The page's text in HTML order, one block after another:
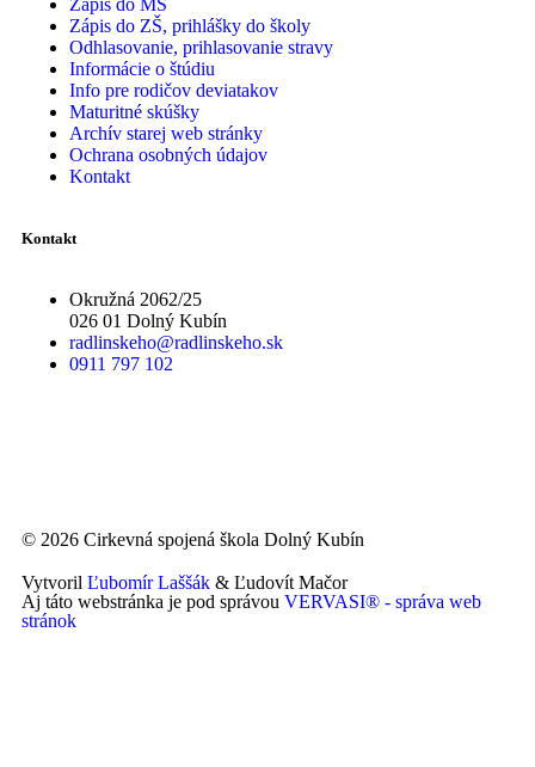
Zápis do ZŠ, prihlášky do školy
Odhlasovanie, prihlasovanie stravy
Informácie o štúdiu
Info pre rodičov deviatakov
Maturitné skúšky
Archív starej web stránky
Ochrana osobných údajov
Kontakt
Kontakt
Okružná 2062/25
026 01 Dolný Kubín
radlinskeho@radlinskeho.sk
0911 797 102
© 2026 Cirkevná spojená škola Dolný Kubín
Vytvoril Ľubomír Laššák & Ľudovít Mačor
Aj táto webstránka je pod správou VERVASI® - správa web
stránok